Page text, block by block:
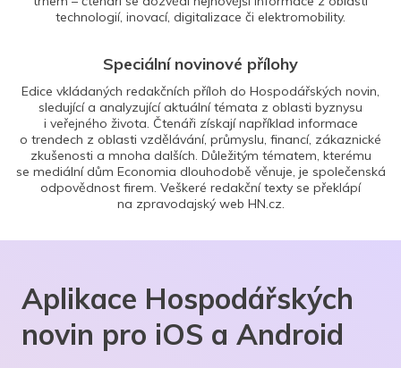
technologií, inovací, digitalizace či elektromobility.
Speciální novinové přílohy
Edice vkládaných redakčních příloh do Hospodářských novin,
sledující a analyzující aktuální témata z oblasti byznysu
i veřejného života. Čtenáři získají například informace
o trendech z oblasti vzdělávání, průmyslu, financí, zákaznické
zkušenosti a mnoha dalších. Důležitým tématem, kterému
se mediální dům Economia dlouhodobě věnuje, je společenská
odpovědnost firem. Veškeré redakční texty se překlápí
na zpravodajský web HN.cz.
Aplikace Hospodářských
novin pro iOS a Android